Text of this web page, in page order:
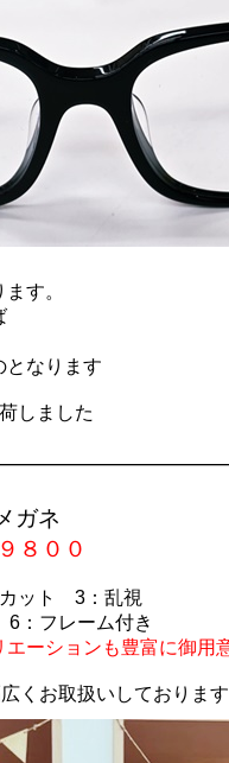
す。
となります
しました
ガネ
８００
カット 3 ：乱視
6 ：フレーム付き
ーションも豊富に御用
くお取扱いしております